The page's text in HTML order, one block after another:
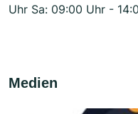
Uhr Sa: 09:00 Uhr -
Medien